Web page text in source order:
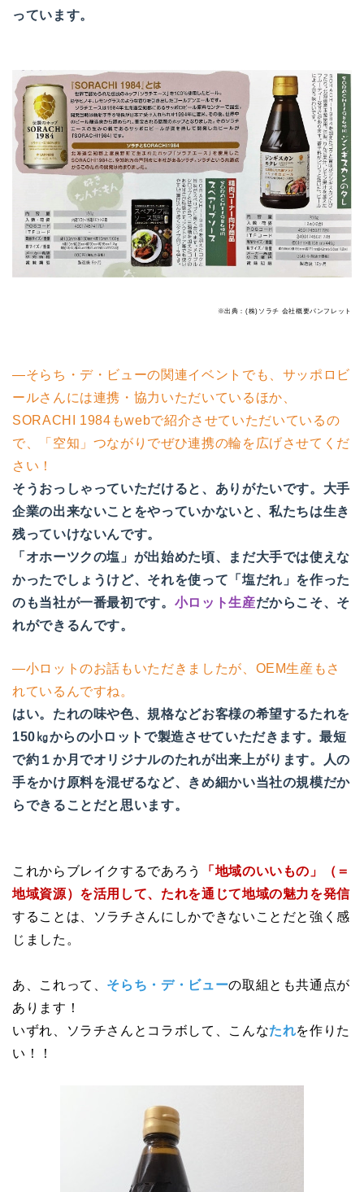
っています。
※出典：(株)ソラチ 会社概要パンフレット
―そらち・デ・ビューの関連イベントでも、サッポロビ
ールさんには連携・協力いただいているほか、
SORACHI 1984もwebで紹介させていただいているの
で、「空知」つながりでぜひ連携の輪を広げさせてくだ
さい！
そうおっしゃっていただけると、ありがたいです。大手
企業の出来ないことをやっていかないと、私たちは生き
残っていけないんです。
「オホーツクの塩」が出始めた頃、まだ大手では使えな
かったでしょうけど、それを使って「塩だれ」を作った
のも当社が一番最初です。 小ロット生産だからこそ、そ
れができるんです。
―小ロットのお話もいただきましたが、OEM生産もさ
れているんですね。
はい。たれの味や色、規格などお客様の希望するたれを
150㎏からの小ロットで製造させていただきます。最短
で約１か月でオリジナルのたれが出来上がります。人の
手をかけ原料を混ぜるなど、きめ細かい当社の規模だか
らできることだと思います。
これからブレイクするであろう
「地域のいいもの」（＝
地域資源）を活用して、たれを通じて地域の魅力を発信
することは、ソラチさんにしかできないことだと強く感
じました。
あ、これって、 そらち・デ・ビューの取組とも共通点が
あります！
いずれ、ソラチさんとコラボして、こんなたれを作りた
い！！